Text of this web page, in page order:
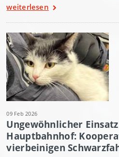
weiterlesen
09 Feb 2026
Ungewöhnlicher
Hauptbahnhof:
vierbeinigen